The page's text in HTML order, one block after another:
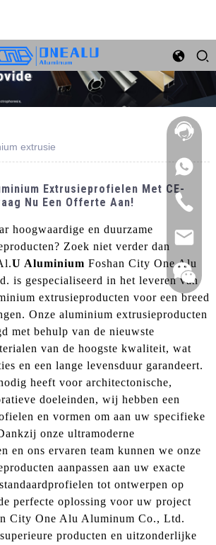
extrusie
Extrusieprofielen Met CE-
Nu Een Offerte Aan!
hoogwaardige en duurzame
Zoek niet verder dan
U Aluminium Foshan City One Alu
is gespecialiseerd in het leveren van
extrusieproducten voor een breed
Onze aluminium extrusieproducten
met behulp van de nieuwste
van de hoogste kwaliteit, wat
en een lange levensduur garandeert.
heeft voor architectonische,
doeleinden, wij hebben een
en vormen om aan uw specifieke
onze ultramoderne
en ons ervaren team kunnen we onze
aanpassen aan uw exacte
tot ontwerpen op
perfecte oplossing voor uw project
City One Alu Aluminum Co., Ltd.
producten en uitzonderlijke